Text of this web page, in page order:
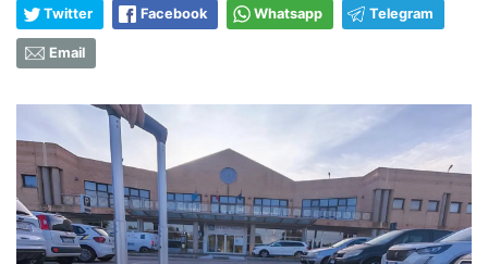
Twitter Facebook Whatsapp Telegram
Email